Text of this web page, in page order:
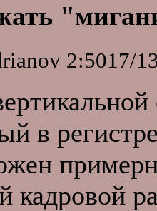
2:5017/
в
кадровой